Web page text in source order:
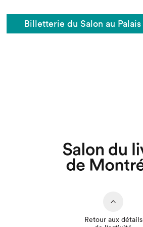
Billetterie du Salon au Palais
Retour aux détails